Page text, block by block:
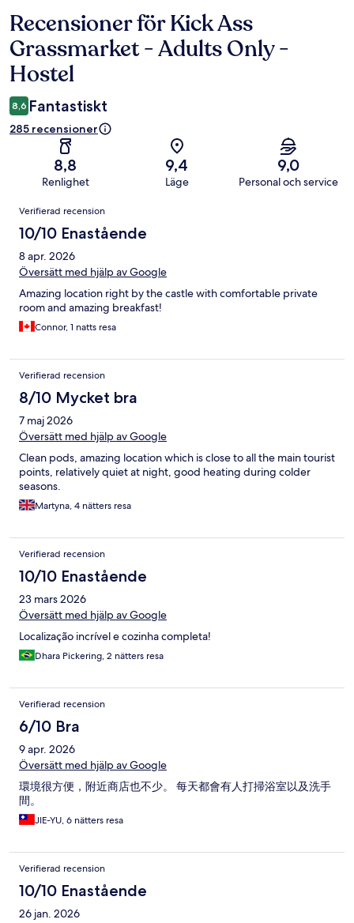
Recensioner
Recensioner för Kick Ass
Grassmarket - Adults Only -
Hostel
8,6 Fantastiskt
285 recensioner
8,8
Renlighet
9,4
Läge
9,0
Personal och service
Recensioner
Verifierad recension
10/10 Enastående
8 apr. 2026
Översätt med hjälp av Google
Amazing location right by the castle with comfortable private
room and amazing breakfast!
Connor, 1 natts resa
Verifierad recension
8/10 Mycket bra
7 maj 2026
Översätt med hjälp av Google
Clean pods, amazing location which is close to all the main tourist
points, relatively quiet at night, good heating during colder
seasons.
Martyna, 4 nätters resa
Verifierad recension
10/10 Enastående
23 mars 2026
Översätt med hjälp av Google
Localização incrível e cozinha completa!
Dhara Pickering, 2 nätters resa
Verifierad recension
6/10 Bra
9 apr. 2026
Översätt med hjälp av Google
環境很方便，附近商店也不少。 每天都會有人打掃浴室以及洗手
間。
JIE-YU, 6 nätters resa
Verifierad recension
10/10 Enastående
26 jan. 2026